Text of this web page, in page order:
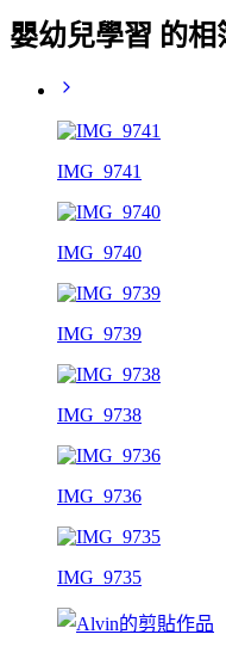
嬰幼兒學習 的相
IMG_9741
IMG_9740
IMG_9739
IMG_9738
IMG_9736
IMG_9735